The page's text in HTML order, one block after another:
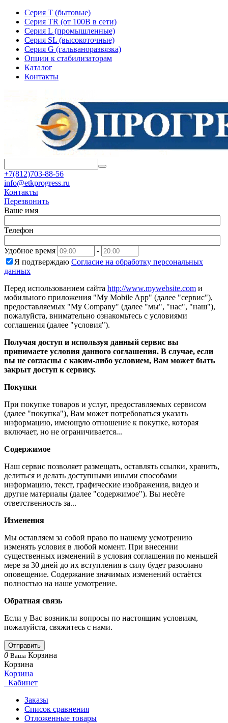
Серия T (бытовые)
Серия TR (от 100В в сети)
Серия L (промышленные)
Серия SL (высокоточные)
Серия G (гальваноразвязка)
Опции к стабилизаторам
Каталог
Контакты
+7(812)703-88-56
info@etkprogress.ru
Контакты
Перезвонить
Ваше имя
Телефон
Удобное время
-
Я подтверждаю Согласие на обработку персональных
данных
Перед использованием сайта http://www.mywebsite.com и
мобильного приложения "My Mobile App" (далее "сервис"),
предоставляемых "My Company" (далее "мы", "нас", "наш"),
пожалуйста, внимательно ознакомьтесь с условиями
соглашения (далее "условия").
Получая доступ и используя данный сервис вы
принимаете условия данного соглашения. В случае, если
вы не согласны с каким-либо условием, Вам может быть
закрыт доступ к сервису.
Покупки
При покупке товаров и услуг, предоставляемых сервисом
(далее "покупка"), Вам может потребоваться указать
информацию, имеющую отношение к покупке, которая
включает, но не ограничивается...
Содержимое
Наш сервис позволяет размещать, оставлять ссылки, хранить,
делиться и делать доступными иными способами
информацию, текст, графические изображения, видео и
другие материалы (далее "содержимое"). Вы несёте
ответственность за...
Изменения
Мы оставляем за собой право по нашему усмотрению
изменять условия в любой момент. При внесении
существенных изменений в условия соглашения по меньшей
мере за 30 дней до их вступления в силу будет разослано
оповещение. Содержание значимых изменений остаётся
полностью на наше усмотрение.
Обратная связь
Если у Вас возникли вопросы по настоящим условиям,
пожалуйста, свяжитесь с нами.
Отправить
0 Ваша Корзина
Корзина
Корзина
Кабинет
Заказы
Список сравнения
Отложенные товары